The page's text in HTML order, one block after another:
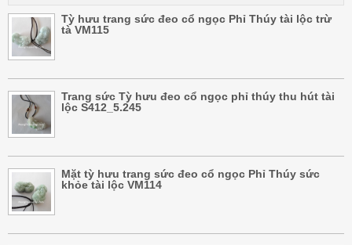
Tỳ hưu trang sức đeo cổ ngọc Phỉ Thúy tài lộc trừ
tà VM115
Trang sức Tỳ hưu đeo cổ ngọc phỉ thúy thu hút tài
lộc S412_5.245
Mặt tỳ hưu trang sức đeo cổ ngọc Phỉ Thúy sức
khỏe tài lộc VM114